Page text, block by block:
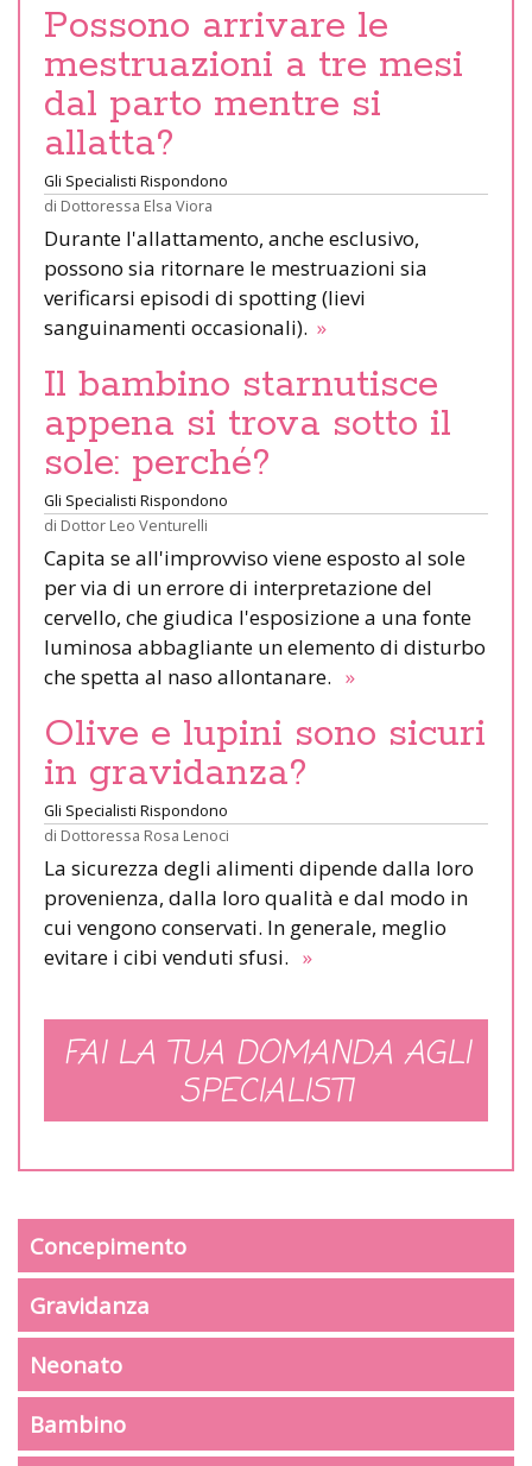
Possono arrivare le
mestruazioni a tre mesi
dal parto mentre si
allatta?
Gli Specialisti Rispondono
di Dottoressa Elsa Viora
Durante l'allattamento, anche esclusivo,
possono sia ritornare le mestruazioni sia
verificarsi episodi di spotting (lievi
sanguinamenti occasionali). »
Il bambino starnutisce
appena si trova sotto il
sole: perché?
Gli Specialisti Rispondono
di Dottor Leo Venturelli
Capita se all'improvviso viene esposto al sole
per via di un errore di interpretazione del
cervello, che giudica l'esposizione a una fonte
luminosa abbagliante un elemento di disturbo
che spetta al naso allontanare. »
Olive e lupini sono sicuri
in gravidanza?
Gli Specialisti Rispondono
di Dottoressa Rosa Lenoci
La sicurezza degli alimenti dipende dalla loro
provenienza, dalla loro qualità e dal modo in
cui vengono conservati. In generale, meglio
evitare i cibi venduti sfusi. »
FAI LA TUA DOMANDA AGLI
SPECIALISTI
Concepimento
Gravidanza
Neonato
Bambino